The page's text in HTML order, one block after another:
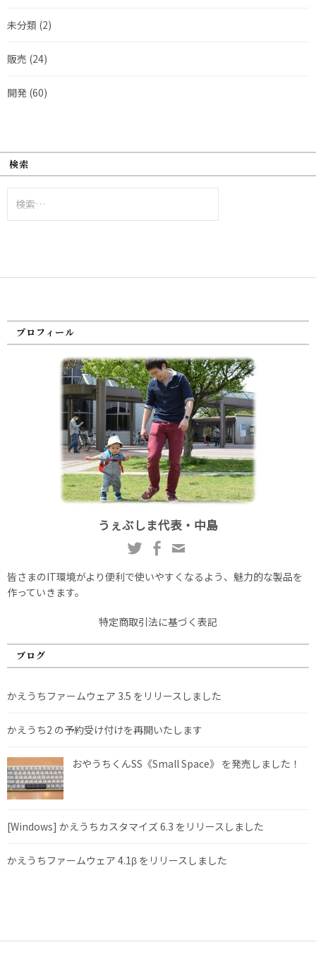
未分類 (2)
販売 (24)
開発 (60)
検索
索:
プロフィール
うぇぶしま代表・中島
皆さまのIT環境がより便利で使いやすくなるよう、魅力的な製品を
作っていきます。
特定商取引法に基づく表記
ブログ
かえうちファームウェア 3.5 をリリースしました
かえうち2 の予約受け付けを再開いたします
おやうちくんSS《Small Space》 を発売しました！
[Windows] かえうちカスタマイズ 6.3 をリリースしました
かえうちファームウェア 4.1β をリリースしました